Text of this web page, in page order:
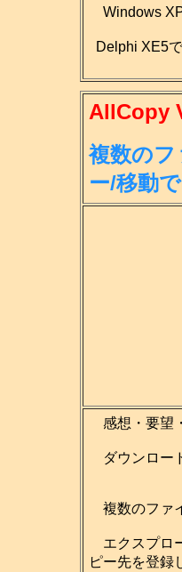
Windows
Delphi XE5
AllCopy
複数の
ー/移動
感想・要望
ダウンロー
複数のファ
エクスプロ
ピー先を登録